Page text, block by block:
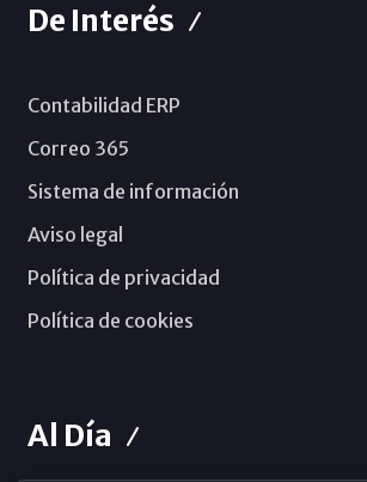
De Interés
Contabilidad ERP
Correo 365
Sistema de información
Aviso legal
Política de privacidad
Política de cookies
Al Día